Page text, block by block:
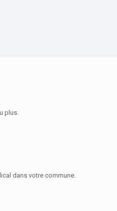
plus.
dans votre commune.